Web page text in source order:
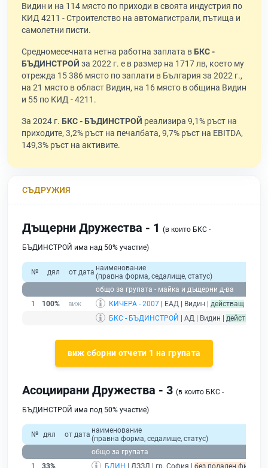
Видин и на 114 място по приходи в своята индустрия по
КИД 4211 - Строителство на автомагистрали, пътища и
самолетни писти.
Средномесечната нетна работна заплата вБКС -
БЪДИНСТРОЙ за 2022 г. е в размер на 1717 лв, което му
отрежда 15 386 място по заплати в България за 2022 г.,
на 21 място в област Видин, на 16 място в община Видин
и 55 по КИД - 4211.
За 2024 г. БКС - БЪДИНСТРОЙ реализира 9,1% ръст на
приходите, 3,2% ръст на печалбата, 9,7% ръст на EBITDA,
149,3% ръст на активите.
СЪДРУЖИЯ
Дъщерни Дружества - 1 (в които БКС -
БЪДИНСТРОЙ има над 50% участие)
№ дял от дата наименование
(правна форма, седалище, статус)
общо за групата - майка и дъщерни д-ва
1
100% КИЧЕРА - 2007 | ЕАД | Видин | действащ
БКС - БЪДИНСТРОЙ
| АД | Видин | действащ
виж сборни отчети 1 на групата
Асоциирани Дружества - 3 (в които БКС -
БЪДИНСТРОЙ има под 50% участие)
№ дял от дата наименование
(правна форма, седалище, статус)
общо за групата